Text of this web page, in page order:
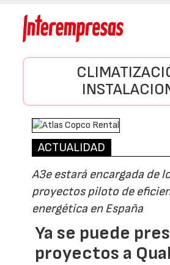
ACTUALIDAD
A3e estará encargada de
proyectos piloto de
energética en España
Ya se puede
proyectos a